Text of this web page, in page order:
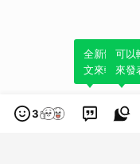
3
全新體驗！
文來輕鬆表
可以
來發